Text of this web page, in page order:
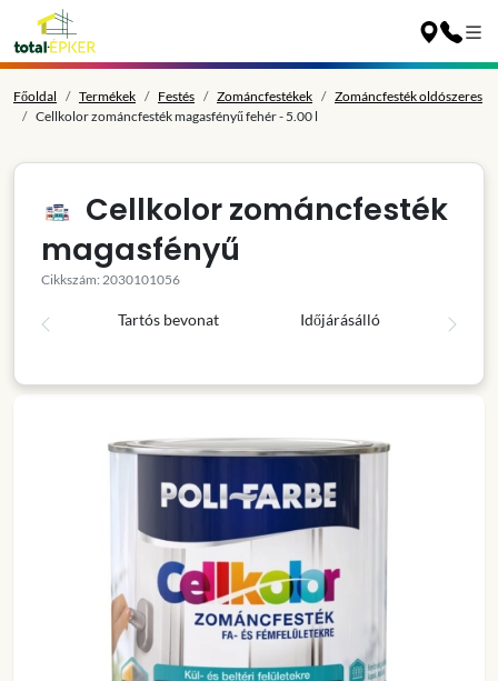
Főoldal Termékek Festés Zománcfestékek
Zománcfesték oldószeres
Cellkolor zománcfesték magasfényű fehér - 5.00 l
Cellkolor zománcfesték
magasfényű
Cikkszám: 2030101056
Tartós bevonat Időjárásálló